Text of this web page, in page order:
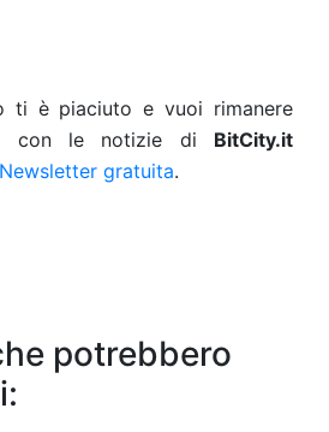
ti è piaciuto e vuoi rimanere
con le notizie di BitCity.it
Newsletter gratuita.
potrebbero